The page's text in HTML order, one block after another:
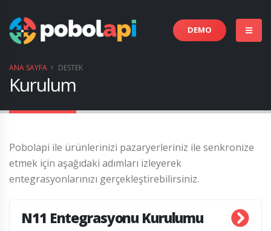
DEMO
ANA SAYFA DESTEK
Kurulum
Pobolapi ile ürünlerinizi pazaryerleriniz ile senkronize
etmek için aşağıdaki adımları izleyerek
entegrasyonlarınızı gerçekleştirebilirsiniz.
N11 Entegrasyonu Kurulumu